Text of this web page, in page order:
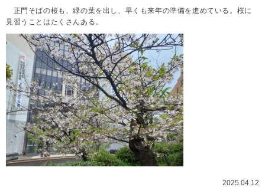
正門そばの桜も、緑の葉を出し、早くも来年の準備を進めている。桜に
見習うことはたくさんある。
2025.04.12